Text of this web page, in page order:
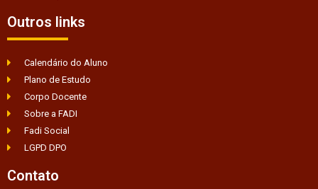
Outros links
Calendário do Aluno
Plano de Estudo
Corpo Docente
Sobre a FADI
Fadi Social
LGPD DPO
Contato